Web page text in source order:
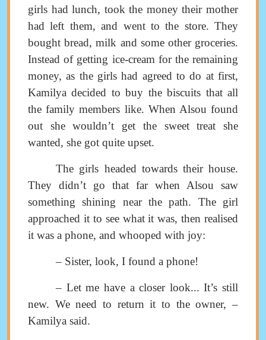
girls had lunch, took the money their mother
had left them, and went to the store. They
bought bread, milk and some other groceries.
Instead of getting ice-cream for the remaining
money, as the girls had agreed to do at first,
Kamilya decided to buy the biscuits that all
the family members like. When Alsou found
out she wouldn’t get the sweet treat she
wanted, she got quite upset.
The girls headed towards their house.
They didn’t go that far when Alsou saw
something shining near the path.
The girl
approached it to see what it was, then realised
it was a phone, and whooped with joy:
– Sister, look, I found a phone!
– Let me have a closer look...It’s still
new. We need to return it to the owner, –
Kamilya said.